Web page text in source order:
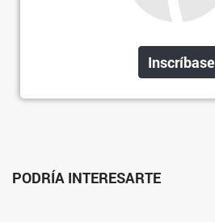
Inscríbase
PODRÍA INTERESARTE